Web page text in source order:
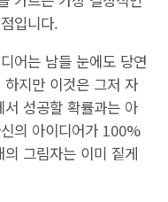
입니다.
어는 남들 눈에도 당연
지만 이것은 그저 자
서 성공할 확률과는 아
의 아이디어가 100%
그림자는 이미 짙게